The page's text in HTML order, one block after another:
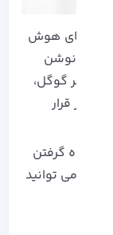
های هوش
که نوشن
گوگل،
قرار
ایده گرفتن
که می توانید